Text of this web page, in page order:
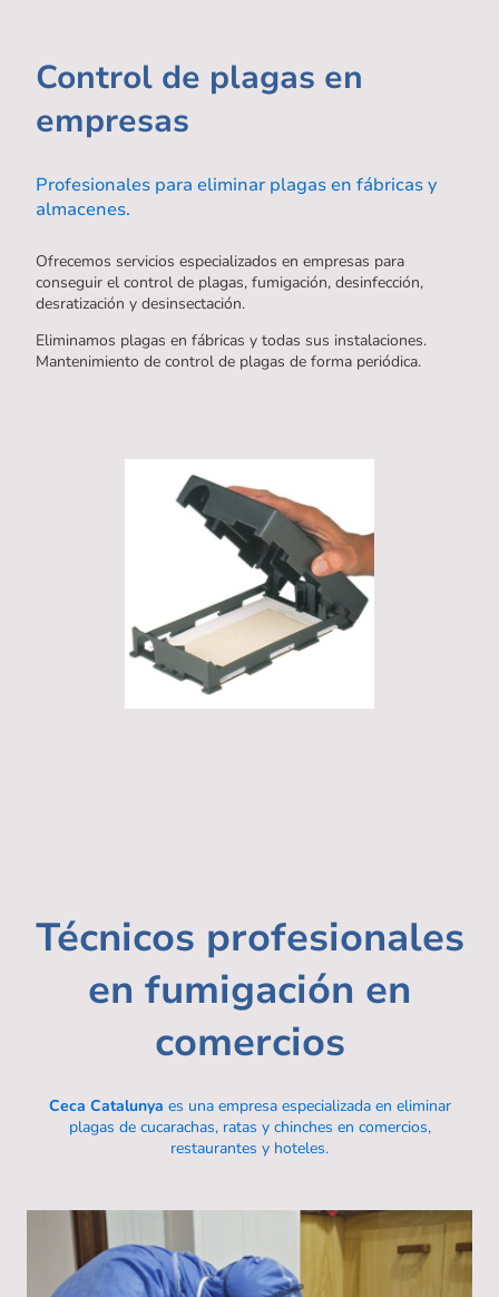
Control de plagas en
empresas
Profesionales para eliminar plagas en fábricas y
almacenes.
Ofrecemos servicios especializados en empresas para
conseguir el control de plagas, fumigación, desinfección,
desratización y desinsectación.
Eliminamos plagas en fábricas y todas sus instalaciones.
Mantenimiento de control de plagas de forma periódica.
Técnicos profesionales
en fumigación en
comercios
Ceca Catalunya es una empresa especializada en eliminar
plagas de cucarachas, ratas y chinches en comercios,
restaurantes y hoteles.